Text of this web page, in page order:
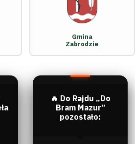
Gmina
Zabrodzie
🔥 Do Rajdu „Do
Bram Mazur”
pozostało: